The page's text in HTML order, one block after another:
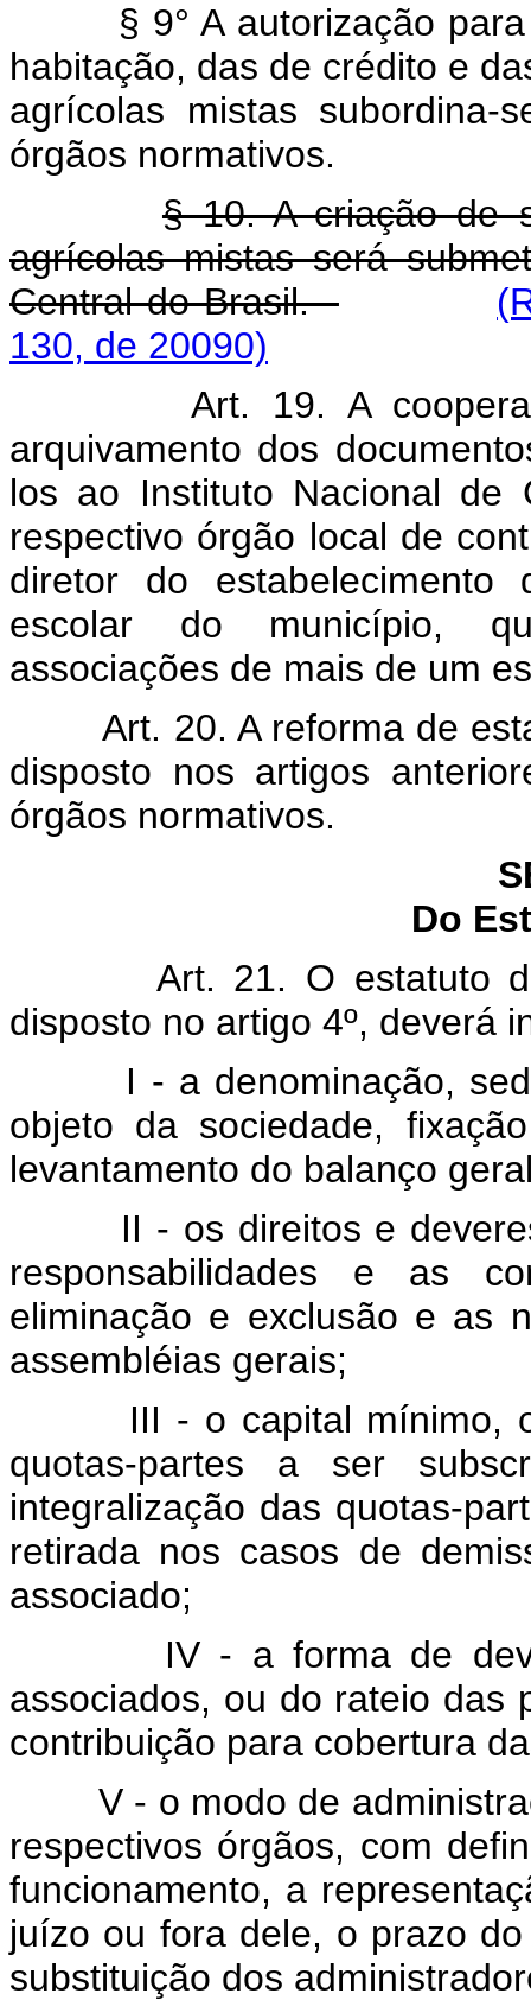
§ 9° A autorização para
habitação, das de crédito e
agrícolas mistas
órgãos normativos.
§ 10. A criação de
agrícolas mistas será
Central do Brasil.
130, de 20090)
Art. 19. A
arquivamento dos
los ao Instituto Nacional de
respectivo órgão local de
diretor do
escolar do município,
associações de mais de um
Art. 20. A reforma de
disposto nos artigos
órgãos normativos.
Do
Art. 21. O estatuto
disposto no artigo 4º, deverá
I - a denominação,
objeto da sociedade,
levantamento do balanço
II - os direitos e
responsabilidades e as
eliminação e exclusão e as
assembléias gerais;
III - o capital mínimo,
quotas-partes a ser
integralização das quotas-
retirada nos casos de
associado;
IV - a forma de
associados, ou do rateio das
contribuição para cobertura
V - o modo de
respectivos órgãos, com
funcionamento, a
juízo ou fora dele, o prazo
substituição dos